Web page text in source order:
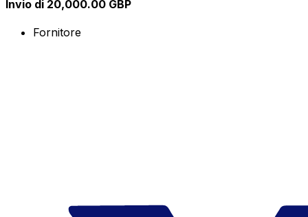
Invio di 20,000.00 GBP
Fornitore